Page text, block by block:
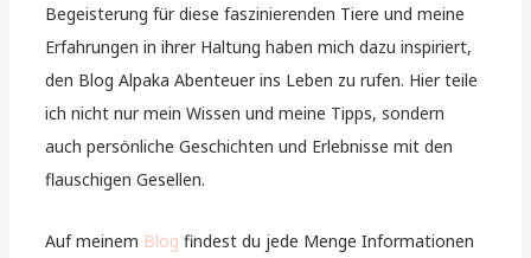
Begeisterung für diese faszinierenden Tiere und meine
Erfahrungen in ihrer Haltung haben mich dazu inspiriert,
den Blog Alpaka Abenteuer ins Leben zu rufen. Hier teile
ich nicht nur mein Wissen und meine Tipps, sondern
auch persönliche Geschichten und Erlebnisse mit den
flauschigen Gesellen.
Auf meinem Blog findest du jede Menge Informationen